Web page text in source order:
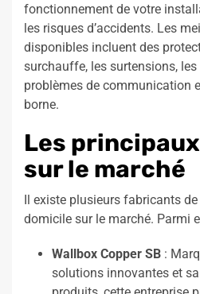
fonctionnement de votre
les risques d’accidents. Les
disponibles incluent des
surchauffe, les surtensions,
problèmes de communication
borne.
Les
sur le marché
Il existe plusieurs fabricants
domicile sur le marché. Parmi
Wallbox Copper SB :
solutions innovantes et